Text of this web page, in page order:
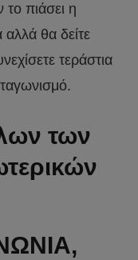
πιάσει η
θα δείτε
τεράστια
των